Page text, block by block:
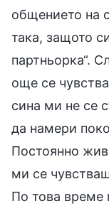
общението на
така, защото
партньорка“.
още се
сина ми не се
да намери
Постоянно
ми се
По това време